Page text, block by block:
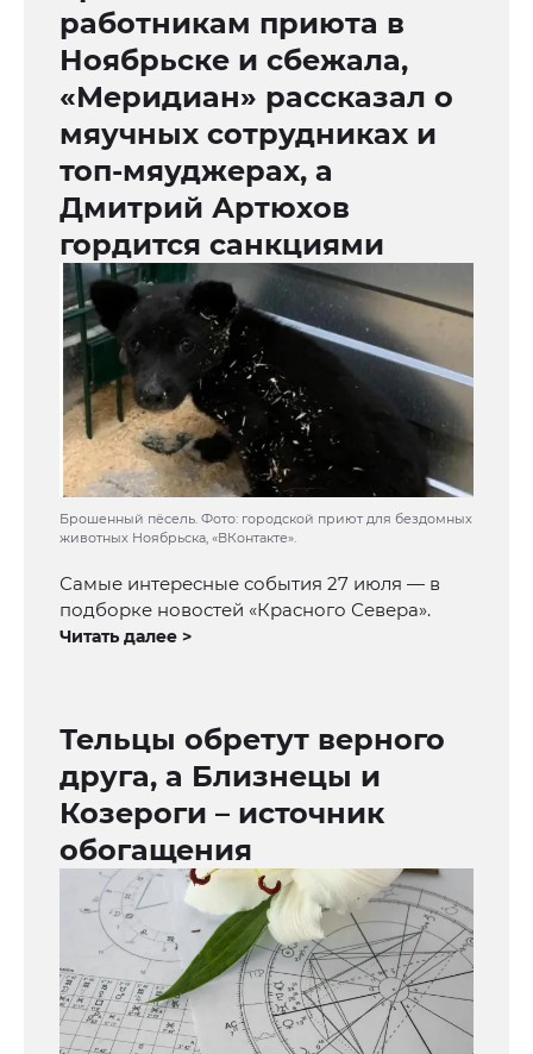
работникам приюта в
Ноябрьске и сбежала,
«Меридиан» рассказал о
мяучных сотрудниках и
топ-мяуджерах, а
Дмитрий Артюхов
гордится санкциями
Брошенный пёсель. Фото: городской приют для бездомных
животных Ноябрьска, «ВКонтакте».
Самые интересные события 27 июля — в
подборке новостей «Красного Севера».
Читать далее >
Тельцы обретут верного
друга, а Близнецы и
Козероги – источник
обогащения